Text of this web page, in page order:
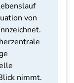
von
nimmt.